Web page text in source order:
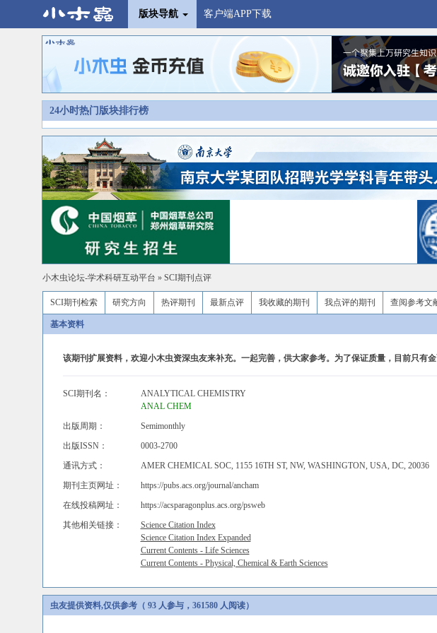
版块导航 客户端APP下载
24小时热门版块排行榜
小木虫论坛-学术科研互动平台 » SCI期刊点评
SCI期刊检索 研究方向 热评期刊 最新点评 我收藏的期刊 我点评的期刊 查阅参考文
基本资料
该期刊扩展资料，欢迎小木虫资深虫友来补充。一起完善，供大家参考。为了保证质量，目前只有金
SCI期刊名：
ANALYTICAL CHEMISTRY
ANAL CHEM
出版周期：
Semimonthly
出版ISSN：
0003-2700
通讯方式：
AMER CHEMICAL SOC, 1155 16TH ST, NW, WASHINGTON, USA, DC, 20036
期刊主页网址：
https://pubs.acs.org/journal/ancham
在线投稿网址：
https://acsparagonplus.acs.org/psweb
其他相关链接：
Science Citation Index
Science Citation Index Expanded
Current Contents - Life Sciences
Current Contents - Physical, Chemical & Earth Sciences
虫友提供资料,仅供参考（ 93 人参与，361580 人阅读）